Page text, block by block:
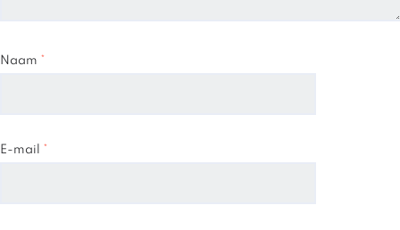
Naam *
E-mail *